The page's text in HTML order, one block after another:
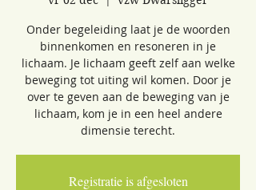
Onder begeleiding laat je de woorden
binnenkomen en resoneren in je
lichaam. Je lichaam geeft zelf aan welke
beweging tot uiting wil komen. Door je
over te geven aan de beweging van je
lichaam, kom je in een heel andere
dimensie terecht.
Registratie is afgesloten